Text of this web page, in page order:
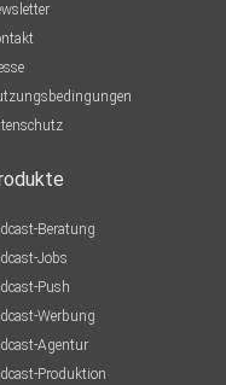
Beratung
Jobs
Push
Werbung
Agentur
Produktion